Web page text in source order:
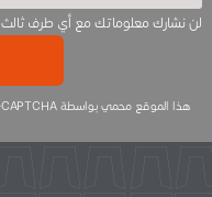
لن نشارك معلوماتك مع أي طرف ثالث
هذا الموقع محمي بواسطة ReCAPTCHA.